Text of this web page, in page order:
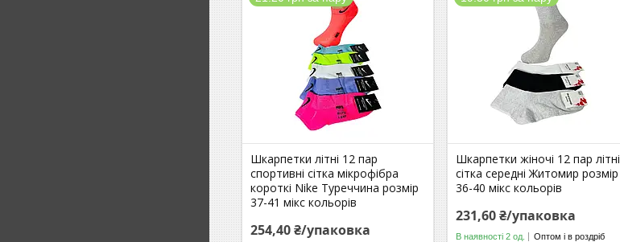
Шкарпетки літні 12 пар
спортивні сітка мікрофібра
короткі Nike Туреччина розмір
37-41 мікс кольорів
254,40 ₴/упаковка
Шкарпетки жіночі 12 пар літні
сітка середні Житомир розмір
36-40 мікс кольорів
231,60 ₴/упаковка
В наявності 2 од. Оптом і в роздріб